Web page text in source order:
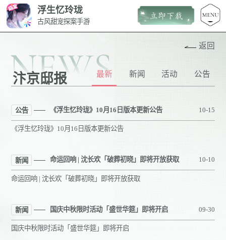
浮生忆玲珑
古风甜宠探案手游
NEWS
汴京邸报
返回
最新 新闻 活动 公告
公告 10-15
《浮生忆玲珑》10月16日版本更新公告
《浮生忆玲珑》10月16日版本更新公告
新闻 10-10
命运回响 | 沈长欢「破葬初晓」即将开放获取
命运回响 | 沈长欢「破葬初晓」即将开放获取
新闻 09-30
国庆中秋限时活动「盛世华筵」即将开启
国庆中秋限时活动「盛世华筵」即将开启